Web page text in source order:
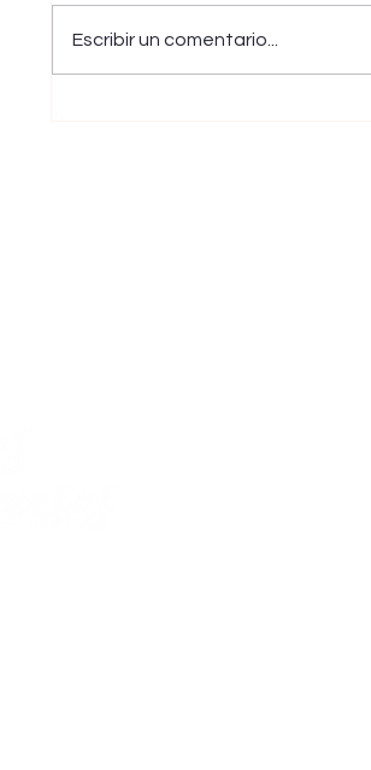
Escribir un comentario...